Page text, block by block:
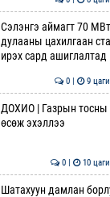
Сэлэнгэ аймагт 70
дулааны цахилгаан
ирэх сард ашиглалтад
0 | 9
ДОХИО | Газрын тосны
өсөж эхэллээ
0 | 10
Шатахуун дамлан